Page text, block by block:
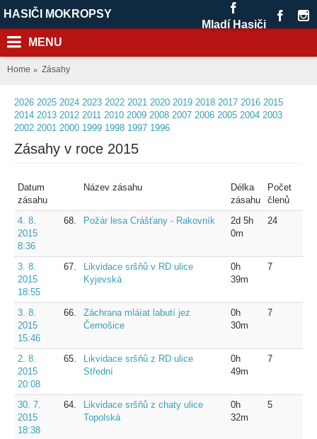
HASIČI MOKROPSY
Mladí Hasiči
MENU
Home Zásahy
2026 2025 2024 2023 2022 2021 2020 2019 2018 2017 2016 2015
2014 2013 2012 2011 2010 2009 2008 2007 2006 2005 2004 2003
2002 2001 2000 1999 1998 1997 1996
Zásahy v roce 2015
Datum
zásahu
Název zásahu
Délka
zásahu
Počet
členů
4. 8.
2015
8:36
68. Požár lesa Crášťany - Rakovník
2d 5h
0m
24
3. 8.
2015
18:55
67.
Likvidace sršňů v RD ulice
Kyjevská
0h
39m
7
3. 8.
2015
15:46
66.
Záchrana mláïat labutí jez
Černošice
0h
30m
7
2. 8.
2015
20:08
65.
Likvidace sršňů z RD ulice
Střední
0h
49m
7
30. 7.
2015
18:38
64.
Likvidace sršňů z chaty ulice
Topolská
0h
32m
5